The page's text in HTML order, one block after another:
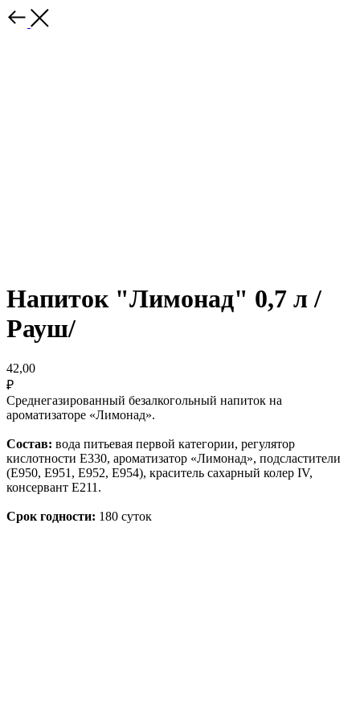
Напиток "Лимонад" 0,7 л /
Рауш/
42,00
₽
Среднегазированный безалкогольный напиток на
ароматизаторе «Лимонад».
Состав: вода питьевая первой категории, регулятор
кислотности Е330, ароматизатор «Лимонад», подсластители
(Е950, Е951, Е952, Е954), краситель сахарный колер IV,
консервант Е211.
Срок годности: 180 суток